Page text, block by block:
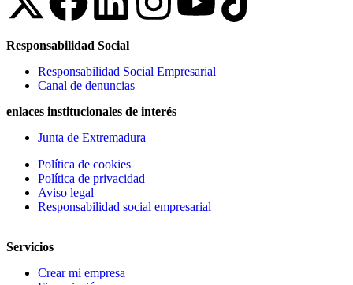
Responsabilidad Social
Responsabilidad Social Empresarial
Canal de denuncias
enlaces institucionales de interés
Junta de Extremadura
Política de cookies
Política de privacidad
Aviso legal
Responsabilidad social empresarial
Servicios
Crear mi empresa